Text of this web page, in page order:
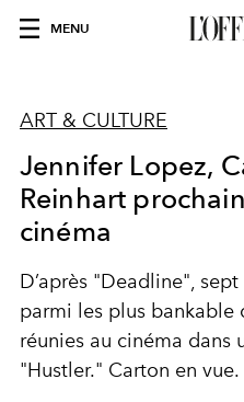
MENU
ART & CULTURE
Jennifer Lopez,
Reinhart
cinéma
D’après "Deadline",
parmi les plus
réunies au cinéma dans
"Hustler." Carton en vue.